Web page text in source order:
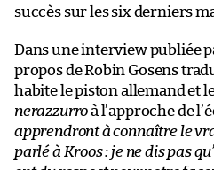
succès sur les six derniers
Dans une interview publiée
propos de Robin Gosens
habite le piston allemand et
nerazzurroà l’approche de
apprendront à connaître le
parlé à Kroos : je ne dis pas